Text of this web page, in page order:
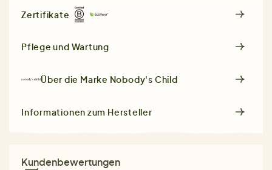
Zertifikate
Pflege und Wartung
Über die Marke Nobody's Child
Informationen zum Hersteller
Kundenbewertungen